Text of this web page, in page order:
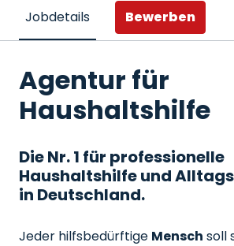
Jobdetails Bewerben
Agentur für
Haushaltshilfe
Die Nr. 1 für professionelle
Haushaltshilfe und
in Deutschland.
Jeder hilfsbedürftige Mensch soll